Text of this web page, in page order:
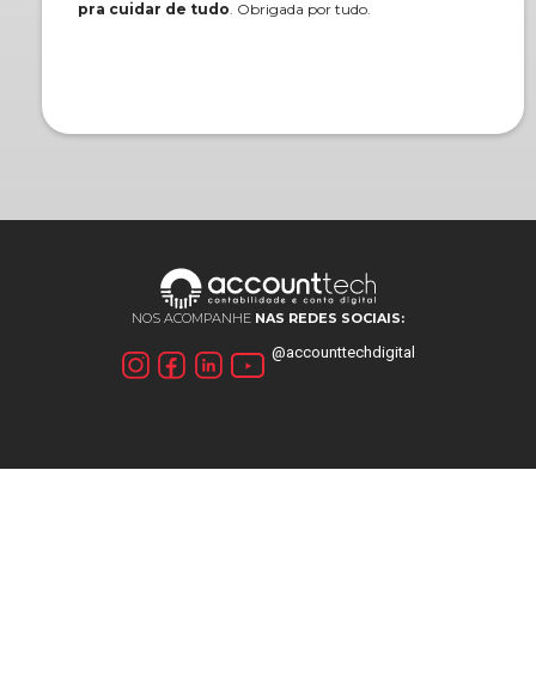
pra cuidar de tudo. Obrigada por tudo.
NOS ACOMPANHE NAS REDES SOCIAIS:
@accounttechdigital